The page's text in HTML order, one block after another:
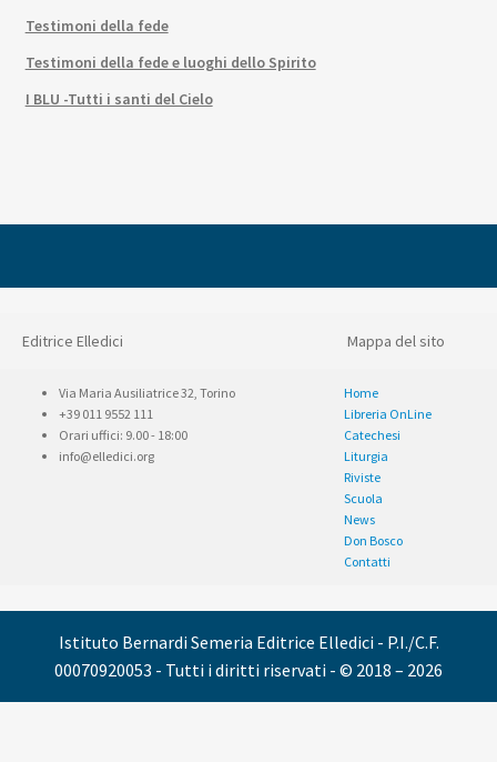
Testimoni della fede
Testimoni della fede e luoghi dello Spirito
I BLU -Tutti i santi del Cielo
Editrice Elledici Mappa del sito
Via Maria Ausiliatrice 32, Torino
+39 011 9552 111
Orari uffici: 9.00 - 18:00
info@elledici.org
Home
Libreria OnLine
Catechesi
Liturgia
Riviste
Scuola
News
Don Bosco
Contatti
Istituto Bernardi Semeria Editrice Elledici - P.I./C.F.
00070920053 - Tutti i diritti riservati - © 2018 – 2026